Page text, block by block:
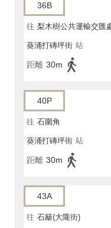
36B
往 梨木樹公共運輸交匯
葵涌打磚坪街 站
距離 30m
40P
往 石圍角
葵涌打磚坪街 站
距離 30m
43A
往 石籬(大隴街)